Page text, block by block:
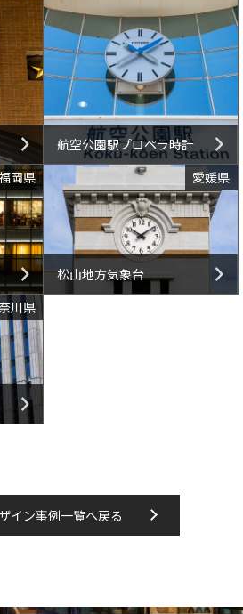
航空公園駅プロペラ時計
岡県
愛媛県
松山地方気象台
川県
イン事例一覧へ戻る